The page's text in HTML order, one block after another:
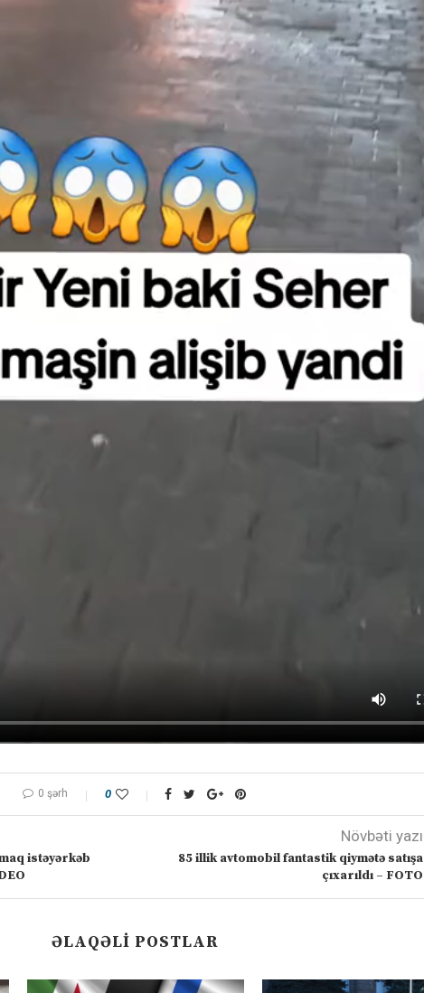
0 şərh 0
istəyərkəb
Növbəti yazı
85 illik avtomobil fantastik qiymətə satışa
çıxarıldı – FOTO
ƏLAQƏLI POSTLAR